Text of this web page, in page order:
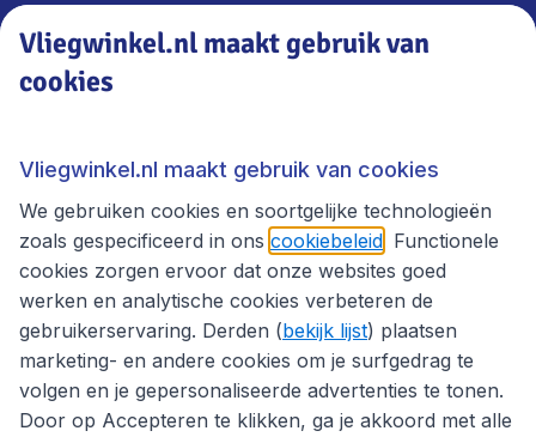
Vliegwinkel.nl
Thema's
Vliegwinkel.nl maakt gebruik van
cookies
Vliegwinkel.nl maakt gebruik van cookies
We gebruiken cookies en soortgelijke technologieën
zoals gespecificeerd in ons cookiebeleid . Functionele
cookies zorgen ervoor dat onze websites goed
werken en analytische cookies verbeteren de
gebruikerservaring. Derden (bekijk lijst) plaatsen
marketing- en andere cookies om je surfgedrag te
volgen en je gepersonaliseerde advertenties te tonen.
Door op Accepteren te klikken, ga je akkoord met alle